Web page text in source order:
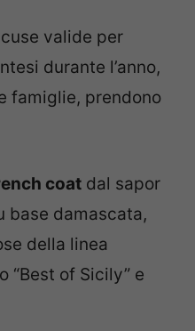
valide per
durante l’anno,
famiglie, prendono
coat dal sapor
base damascata,
della linea
“Best of Sicily” e